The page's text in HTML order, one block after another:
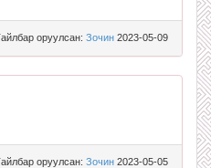
оруулсан: Зочин 2023-05-09
оруулсан: Зочин 2023-05-05